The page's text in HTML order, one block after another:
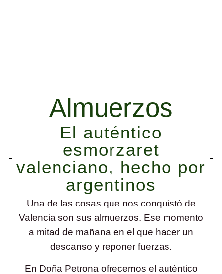
Almuerzos
El auténtico
esmorzaret
valenciano, hecho por
argentinos
Una de las cosas que nos conquistó de
Valencia son sus almuerzos. Ese momento
a mitad de mañana en el que hacer un
descanso y reponer fuerzas.
En Doña Petrona ofrecemos el auténtico